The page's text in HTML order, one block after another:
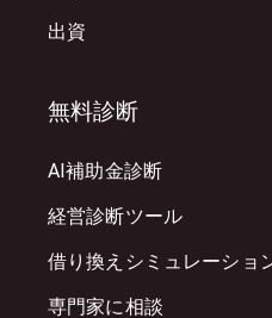
出資
無料診断
AI補助金診断
経営診断ツール
借り換えシミュレーショ
専門家に相談